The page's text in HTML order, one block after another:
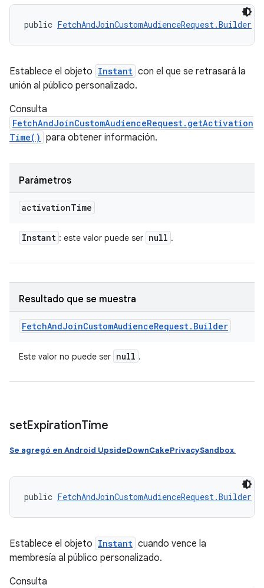
public FetchAndJoinCustomAudienceRequest.Builder
Establece el objeto Instant con el que se retrasará la
unión al público personalizado.
Consulta
FetchAndJoinCustomAudienceRequest.getActivation
Time() para obtener información.
Parámetros
activationTime
Instant : este valor puede ser null .
Resultado que se muestra
FetchAndJoinCustomAudienceRequest. Builder
Este valor no puede ser null .
setExpirationTime
Se agregó en Android UpsideDownCakePrivacySandbox.
public FetchAndJoinCustomAudienceRequest.Builder
Establece el objeto Instant cuando vence la
membresía al público personalizado.
Consulta